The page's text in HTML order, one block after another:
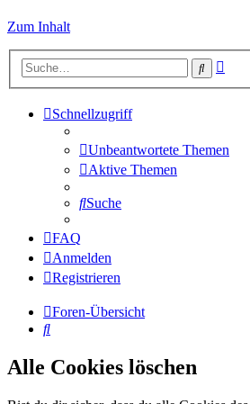
Zum Inhalt
Suche
Schnellzugriff
Unbeantwortete Themen
Aktive Themen
Suche
FAQ
Anmelden
Registrieren
Foren-Übersicht
Suche
Alle Cookies löschen